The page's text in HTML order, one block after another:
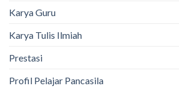
Karya Guru
Karya Tulis Ilmiah
Prestasi
Profil Pelajar Pancasila